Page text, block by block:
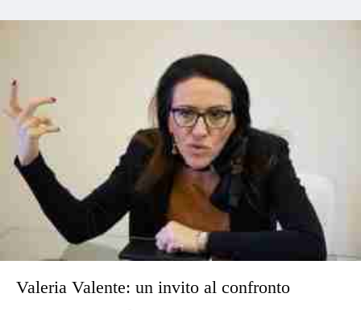
Valeria Valente: un invito al confronto